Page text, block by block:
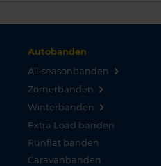
Autobanden
All-seasonbanden
Zomerbanden
Winterbanden
Extra Load banden
Runflat banden
Caravanbanden